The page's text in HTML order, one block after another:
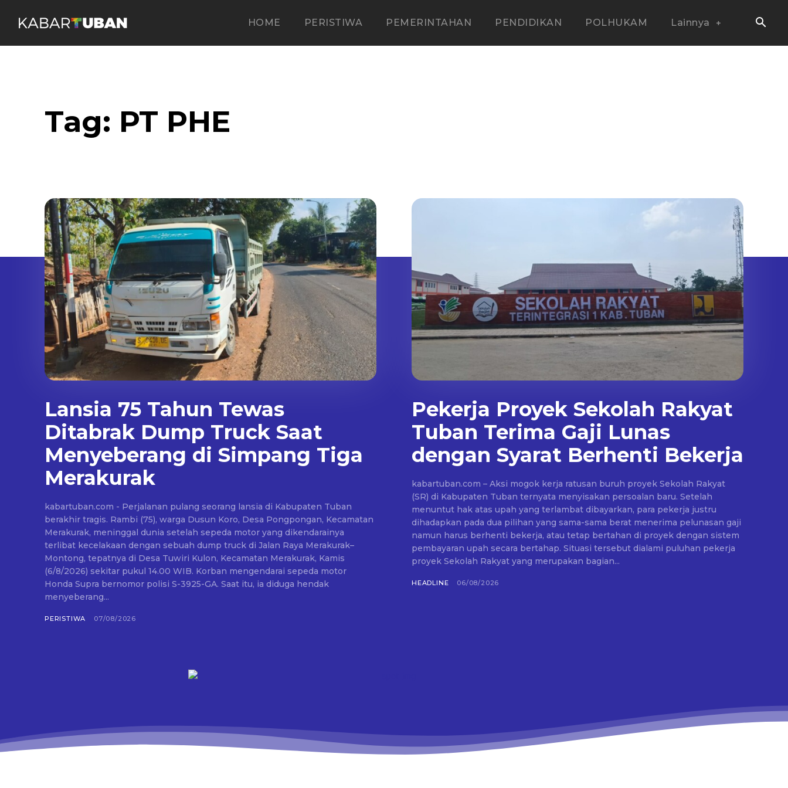
HOME PERISTIWA PEMERINTAHAN PENDIDIKAN POLHUKAM Lainnya
Tag: PT PHE
Lansia 75 Tahun Tewas
Ditabrak Dump Truck Saat
Menyeberang di Simpang Tiga
Merakurak
kabartuban.com - Perjalanan pulang seorang lansia di Kabupaten Tuban
berakhir tragis. Rambi (75), warga Dusun Koro, Desa Pongpongan, Kecamatan
Merakurak, meninggal dunia setelah sepeda motor yang dikendarainya
terlibat kecelakaan dengan sebuah dump truck di Jalan Raya Merakurak–
Montong, tepatnya di Desa Tuwiri Kulon, Kecamatan Merakurak, Kamis
(6/8/2026) sekitar pukul 14.00 WIB. Korban mengendarai sepeda motor
Honda Supra bernomor polisi S-3925-GA. Saat itu, ia diduga hendak
menyeberang...
PERISTIWA 07/08/2026
Pekerja Proyek Sekolah Rakyat
Tuban Terima Gaji Lunas
dengan Syarat Berhenti Bekerja
kabartuban.com – Aksi mogok kerja ratusan buruh proyek Sekolah Rakyat
(SR) di Kabupaten Tuban ternyata menyisakan persoalan baru. Setelah
menuntut hak atas upah yang terlambat dibayarkan, para pekerja justru
dihadapkan pada dua pilihan yang sama-sama berat menerima pelunasan gaji
namun harus berhenti bekerja, atau tetap bertahan di proyek dengan sistem
pembayaran upah secara bertahap. Situasi tersebut dialami puluhan pekerja
proyek Sekolah Rakyat yang merupakan bagian...
HEADLINE 06/08/2026